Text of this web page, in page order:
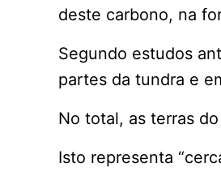
deste carbono, na
Segundo estudos
partes da tundra e
No total, as terras
Isto representa